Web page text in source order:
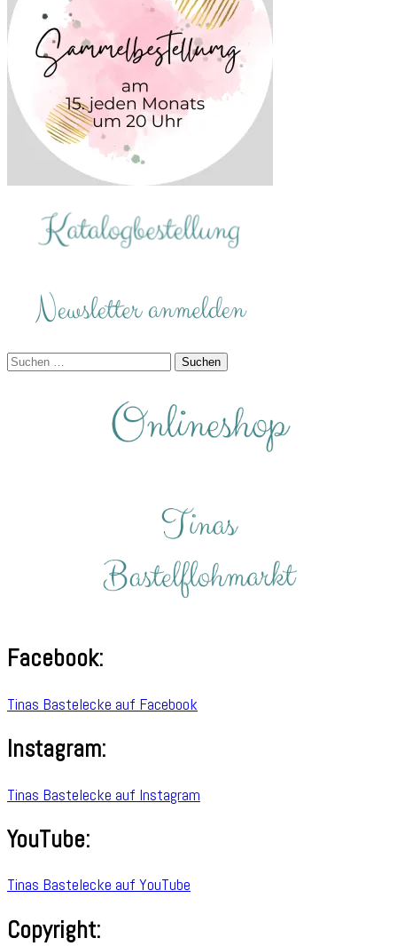
Suchen
Facebook:
Tinas Bastelecke auf Facebook
Instagram:
Tinas Bastelecke auf Instagram
YouTube:
Tinas Bastelecke auf YouTube
Copyright: